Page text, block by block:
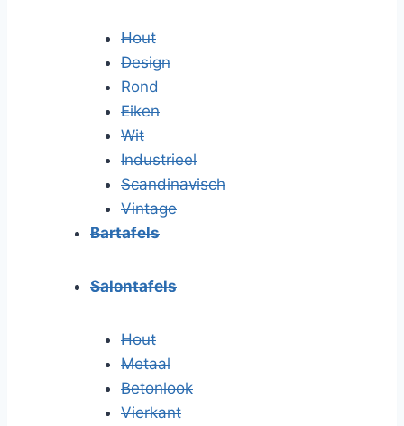
Hout
Design
Rond
Eiken
Wit
Industrieel
Scandinavisch
Vintage
Bartafels
Salontafels
Hout
Metaal
Betonlook
Vierkant